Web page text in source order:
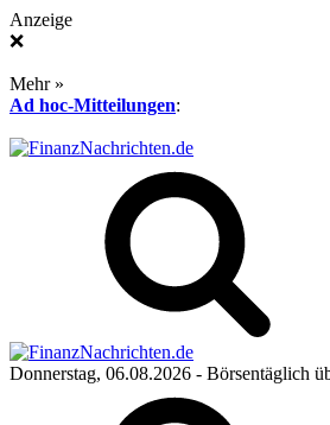
Anzeige
❌
Mehr »
Ad hoc-Mitteilungen:
Donnerstag, 06.08.2026 - Börsentäglich